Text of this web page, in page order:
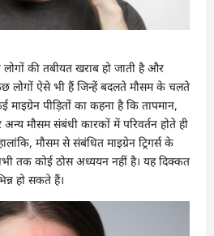
की तबीयत खराब हो जाती है और
लोगों ऐसे भी हैं जिन्हें बदलते मौसम के चलते
माइग्रेन पीड़ितों का कहना है कि तापमान,
अन्य मौसम संबंधी कारकों में परिवर्तन होते ही
मौसम से संबंधित माइग्रेन ट्रिगर्स के
तक कोई ठोस अध्ययन नहीं है। यह दिक्कत
हो सकते हैं।